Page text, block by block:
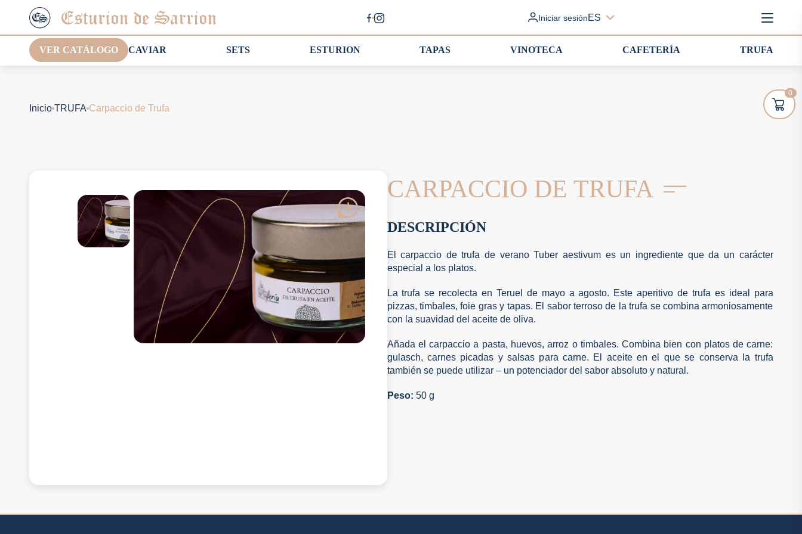
Iniciar sesiónES
VER CATÁLOGO CAVIAR SETS ESTURION TAPAS VINOTECA CAFETERÍA TRUFA
Inicio TRUFA Carpaccio de Trufa
CARPACCIO DE TRUFA
DESCRIPCIÓN
El carpaccio de trufa de verano Tuber aestivum es un ingrediente que da un carácter
especial a los platos.
La trufa se recolecta en Teruel de mayo a agosto. Este aperitivo de trufa es ideal para
pizzas, timbales, foie gras y tapas. El sabor terroso de la trufa se combina armoniosamente
con la suavidad del aceite de oliva.
Añada el carpaccio a pasta, huevos, arroz o timbales. Combina bien con platos de carne:
gulasch, carnes picadas y salsas para carne. El aceite en el que se conserva la trufa
también se puede utilizar – un potenciador del sabor absoluto y natural.
Peso: 50 g
0